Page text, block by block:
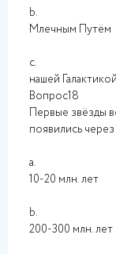
b.
Млечным Путём
c.
нашей Галактикой
Вопрос18
Первые звёзды
появились через
a.
10-20 млн. лет
b.
200-300 млн. лет